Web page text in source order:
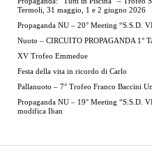
Termoli, 31 maggio, 1 e 2 giugno 2026
Propaganda NU – 20° Meeting “S.S.D.
Nuoto – CIRCUITO PROPAGANDA 1°
XV Trofeo Emmedue
Festa della vita in ricordo di Carlo
Pallanuoto – 7° Trofeo Franco Baccini
Propaganda NU – 19° Meeting “S.S.D.
modifica Iban